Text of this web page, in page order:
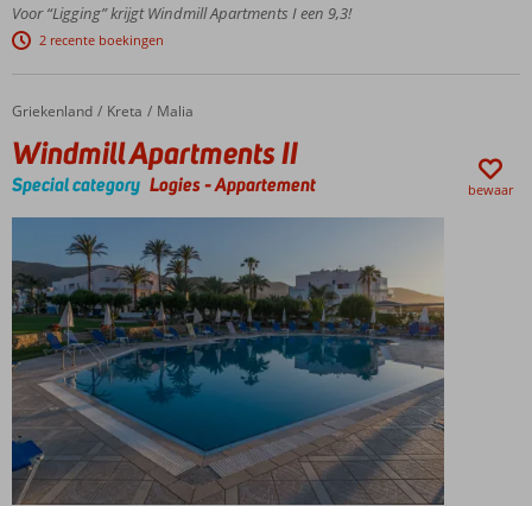
Gratis
wifi in de
ruimtes
Voor “Ligging” krijgt Windmill Apartments I een 9,3!
2 recente boekingen
Home
Griekenland Kreta Malia
Windmill Apartments II
Windmill Apartments II
Special category Logies-Appartement bewaar